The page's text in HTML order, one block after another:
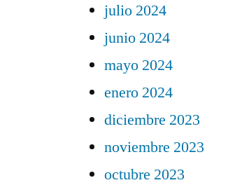
julio 2024
junio 2024
mayo 2024
enero 2024
diciembre 2023
noviembre 2023
octubre 2023